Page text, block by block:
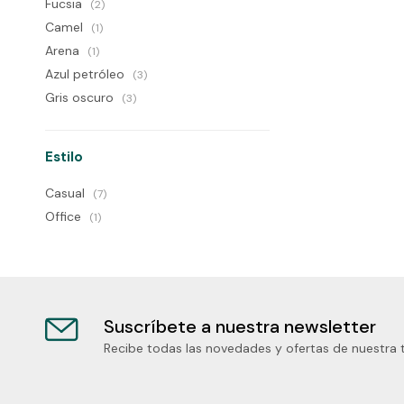
Fucsia (2)
Camel (1)
Arena (1)
Azul petróleo (3)
Gris oscuro (3)
Estilo
Casual (7)
Office (1)
Suscríbete a nuestra newsletter
Recibe todas las novedades y ofertas de nuestra